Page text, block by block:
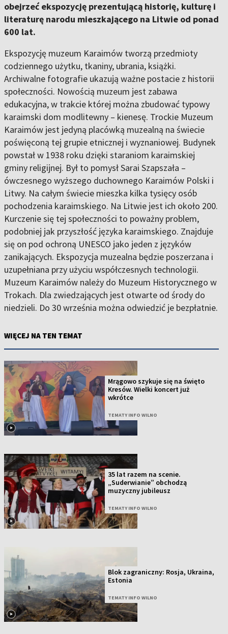
obejrzeć ekspozycję prezentującą historię, kulturę i
literaturę narodu mieszkającego na Litwie od ponad
600 lat.
Ekspozycję muzeum Karaimów tworzą przedmioty
codziennego użytku, tkaniny, ubrania, książki.
Archiwalne fotografie ukazują ważne postacie z historii
społeczności. Nowością muzeum jest zabawa
edukacyjna, w trakcie której można zbudować typowy
karaimski dom modlitewny – kienesę. Trockie Muzeum
Karaimów jest jedyną placówką muzealną na świecie
poświęconą tej grupie etnicznej i wyznaniowej. Budynek
powstał w 1938 roku dzięki staraniom karaimskiej
gminy religijnej. Był to pomysł Sarai Szapszała –
ówczesnego wyższego duchownego Karaimów Polski i
Litwy. Na całym świecie mieszka kilka tysięcy osób
pochodzenia karaimskiego. Na Litwie jest ich około 200.
Kurczenie się tej społeczności to poważny problem,
podobniej jak przyszłość języka karaimskiego. Znajduje
się on pod ochroną UNESCO jako jeden z języków
zanikających. Ekspozycja muzealna będzie poszerzana i
uzupełniana przy użyciu współczesnych technologii.
Muzeum Karaimów należy do Muzeum Historycznego w
Trokach. Dla zwiedzających jest otwarte od środy do
niedzieli. Do 30 września można odwiedzić je bezpłatnie.
WIĘCEJ NA TEN TEMAT
Mrągowo szykuje się na święto
Kresów. Wielki koncert już
wkrótce
TEMATY INFO WILNO
35 lat razem na scenie.
„Suderwianie” obchodzą
muzyczny jubileusz
TEMATY INFO WILNO
Blok zagraniczny: Rosja, Ukraina,
Estonia
TEMATY INFO WILNO